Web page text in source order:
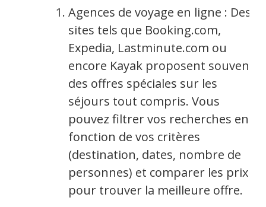
Agences de voyage en ligne : Des
sites tels que Booking.com,
Expedia, Lastminute.com ou
encore Kayak proposent souvent
des offres spéciales sur les
séjours tout compris. Vous
pouvez filtrer vos recherches en
fonction de vos critères
(destination, dates, nombre de
personnes) et comparer les prix
pour trouver la meilleure offre.